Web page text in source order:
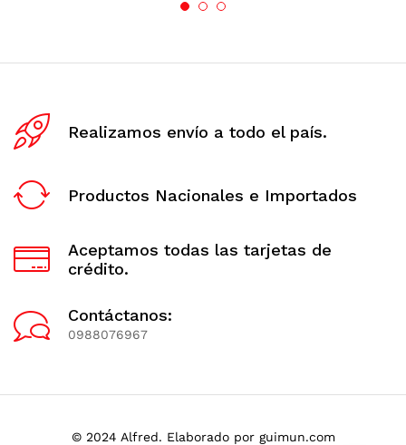
Realizamos envío a todo el país.
Productos Nacionales e Importados
Aceptamos todas las tarjetas de
crédito.
Contáctanos:
0988076967
© 2024 Alfred. Elaborado por guimun.com